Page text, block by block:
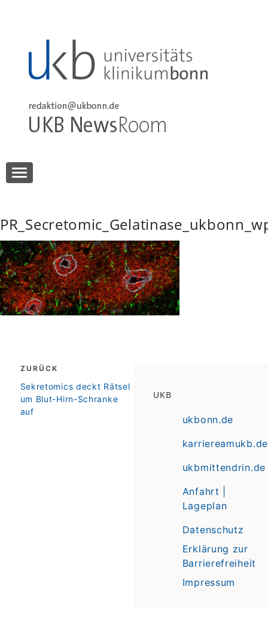
UKB NewsRoom
Beitragsnavigation
ZURÜCK
zurück
Sekretomics deckt Rätsel
um Blut-Hirn-Schranke
auf
UKB
ukbonn.de
karriereamukb.de
ukbmittendrin.de
Anfahrt |
Lageplan
Datenschutz
Erklärung zur
Barrierefreiheit
Impressum